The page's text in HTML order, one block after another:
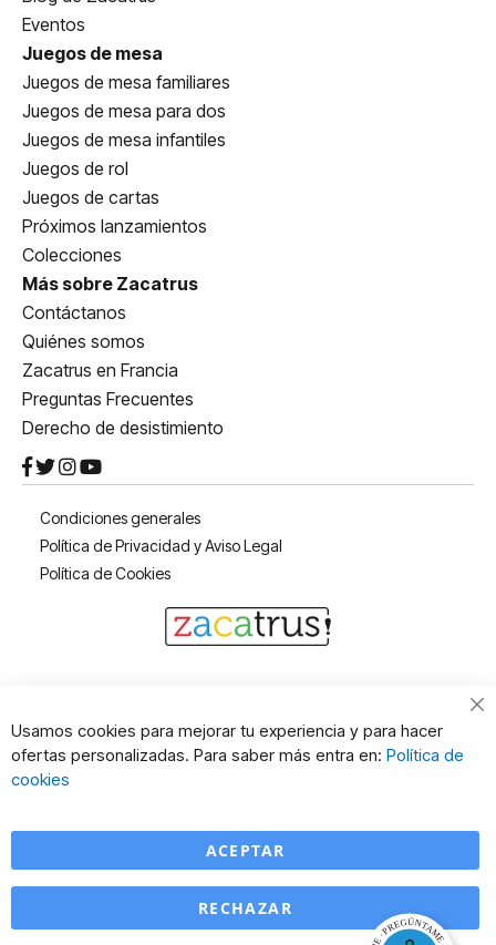
Eventos
Juegos de mesa
Juegos de mesa familiares
Juegos de mesa para dos
Juegos de mesa infantiles
Juegos de rol
Juegos de cartas
Próximos lanzamientos
Colecciones
Más sobre Zacatrus
Contáctanos
Quiénes somos
Zacatrus en Francia
Preguntas Frecuentes
Derecho de desistimiento
Condiciones generales
Política de Privacidad y Aviso Legal
Política de Cookies
Usamos cookies para mejorar tu experiencia y para hacer
ofertas personalizadas. Para saber más entra en: Política de
cookies
ACEPTAR
RECHAZAR